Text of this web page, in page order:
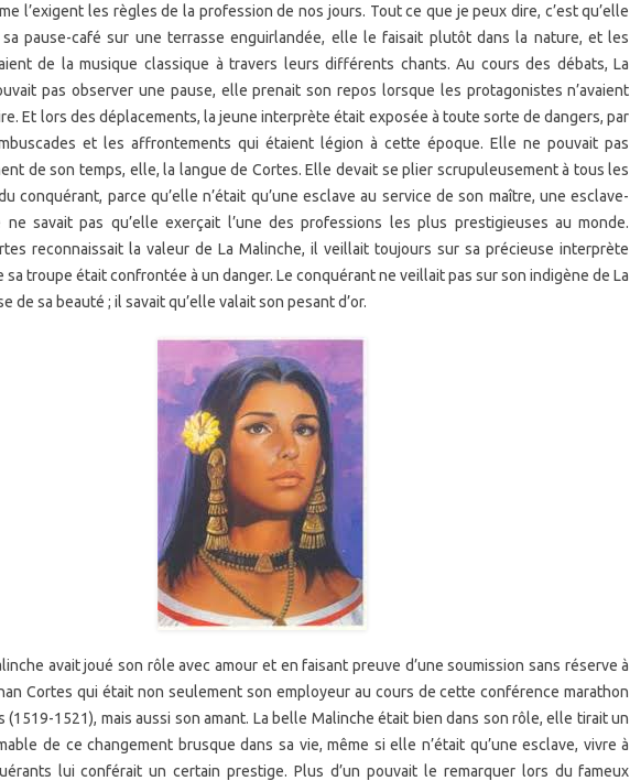
l’exigent les règles de la profession de nos jours. Tout ce que je peux dire, c’est qu’elle
pause-café sur une terrasse enguirlandée, elle le faisait plutôt dans la nature, et les
de la musique classique à travers leurs différents chants. Au cours des débats, La
pas observer une pause, elle prenait son repos lorsque les protagonistes n’avaient
Et lors des déplacements, la jeune interprète était exposée à toute sorte de dangers, par
et les affrontements qui étaient légion à cette époque. Elle ne pouvait pas
de son temps, elle, la langue de Cortes. Elle devait se plier scrupuleusement à tous les
conquérant, parce qu’elle n’était qu’une esclave au service de son maître, une esclave-
ne savait pas qu’elle exerçait l’une des professions les plus prestigieuses au monde.
reconnaissait la valeur de La Malinche, il veillait toujours sur sa précieuse interprète
sa troupe était confrontée à un danger. Le conquérant ne veillait pas sur son indigène de La
de sa beauté ; il savait qu’elle valait son pesant d’or.
avait joué son rôle avec amour et en faisant preuve d’une soumission sans réserve à
Cortes qui était non seulement son employeur au cours de cette conférence marathon
(1519-1521), mais aussi son amant. La belle Malinche était bien dans son rôle, elle tirait un
de ce changement brusque dans sa vie, même si elle n’était qu’une esclave, vivre à
lui conférait un certain prestige. Plus d’un pouvait le remarquer lors du fameux